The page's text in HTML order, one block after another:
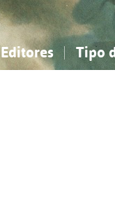
Editores Tipo